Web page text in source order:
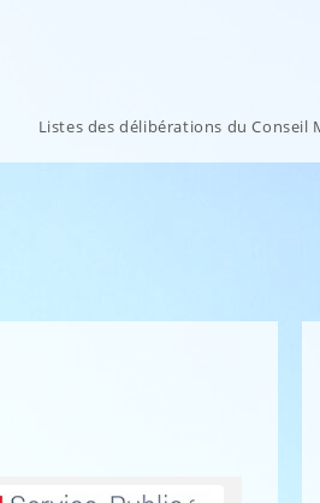
Listes des délibérations du Conseil